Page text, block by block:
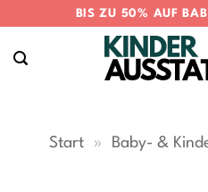
springen
BIS ZU 50% AUF
Start » Baby- &